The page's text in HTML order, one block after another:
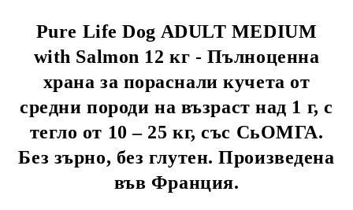
Pure Life Dog ADULT MEDIUM
with Salmon 12 кг - Пълноценна
храна за пораснали кучета от
средни породи на възраст над 1 г, с
тегло от 10 – 25 кг, със СьОМГА.
Без зърно, без глутен. Произведена
във Франция.